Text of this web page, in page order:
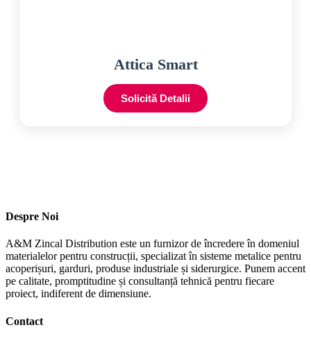
Attica Smart
Solicită Detalii
Despre Noi
A&M Zincal Distribution este un furnizor de încredere în domeniul
materialelor pentru construcții, specializat în sisteme metalice pentru
acoperișuri, garduri, produse industriale și siderurgice. Punem accent
pe calitate, promptitudine și consultanță tehnică pentru fiecare
proiect, indiferent de dimensiune.
Contact